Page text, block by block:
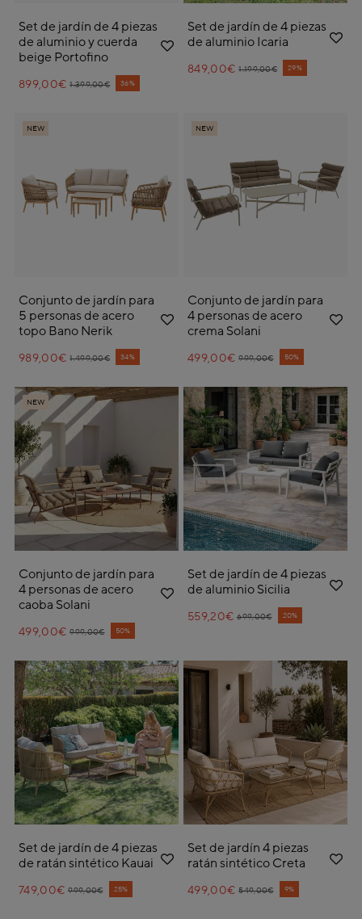
Set de jardín de 4 piezas
de aluminio y cuerda
beige Portofino
Price reduced from
1.399,00€
to 36%
899,00€
Set de jardín de 4 piezas
de aluminio Icaria
Price reduced from
1.199,00€
to 29%
849,00€
NEW
Conjunto de jardín para
5 personas de acero
topo Bano Nerik
Price reduced from
1.499,00€
to 34%
989,00€
NEW
Conjunto de jardín para
4 personas de acero
crema Solani
Price reduced from
999,00€
to 50%
499,00€
NEW
Conjunto de jardín para
4 personas de acero
caoba Solani
Price reduced from
999,00€
to 50%
499,00€
Set de jardín de 4 piezas
de aluminio Sicilia
Price reduced from
699,00€
to 20%
559,20€
Set de jardín de 4 piezas
de ratán sintético Kauai
Price reduced from
999,00€
to 25%
749,00€
Set de jardín 4 piezas
ratán sintético Creta
Price reduced from
549,00€
to 9%
499,00€